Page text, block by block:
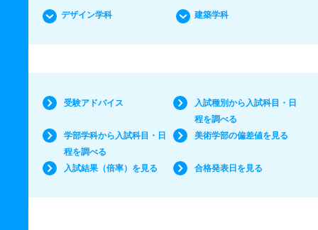
デザイン学科 建築学科
受験アドバイス
入試種別から入試科目・日
程を調べる
学部学科から入試科目・日
程を調べる
美術学部の偏差値を見る
入試結果（倍率）を見る 合格発表日を見る